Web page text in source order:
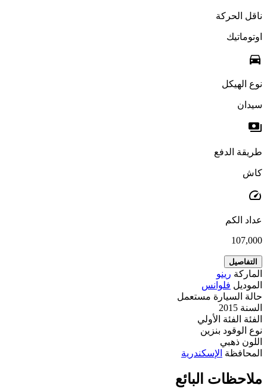
ناقل الحركة
اوتوماتيك
directions_car
نوع الهيكل
سيدان
payments
طريقة الدفع
كاش
speed
عداد الكم
107,000
التفاصيل
الماركة رينو
الموديل فلوانس
حالة السيارة مستعمل
السنة 2015
الفئة الفئة الأولي
نوع الوقود بنزين
اللون ذهبي
المحافظة الإسكندرية
ملاحظات البائع